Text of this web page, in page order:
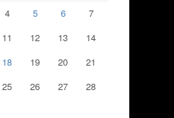
4 5 6
7
11 12 13
14
18 19 20
21
25 26 27
28